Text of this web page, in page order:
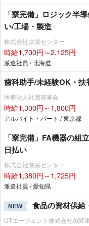
「寮完備」ロジック半
い/工場・製造
株式会社京栄センター
時給1,700円～2,125円
派遣社員 / 北海道
歯科助手/未経験OK・扶
医療法人社団葵実会
時給1,300円～1,800円
アルバイト・パート / 東京都
「寮完備」FA機器の組
日払い
株式会社京栄センター
時給1,380円～1,725円
派遣社員 / 愛知県
NEW 食品の資材供給
UTエージェント株式会社AGT